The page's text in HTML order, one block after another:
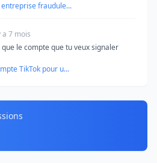
fraudule...
a 7 mois
le compte que tu veux signaler
TikTok pour u...